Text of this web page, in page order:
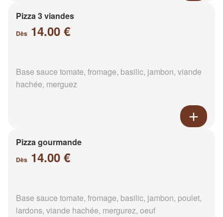
Pizza 3 viandes
Dès 14.00 €
Base sauce tomate, fromage, basilic, jambon, viande
hachée, merguez
Pizza gourmande
Dès 14.00 €
Base sauce tomate, fromage, basilic, jambon, poulet,
lardons, viande hachée, mergurez, oeuf